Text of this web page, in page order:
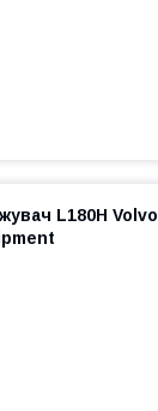
L180H Volvo